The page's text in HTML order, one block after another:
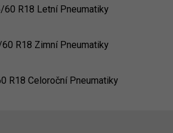
60 R18 Letní Pneumatiky
R18 Zimní Pneumatiky
R18 Celoroční Pneumatiky